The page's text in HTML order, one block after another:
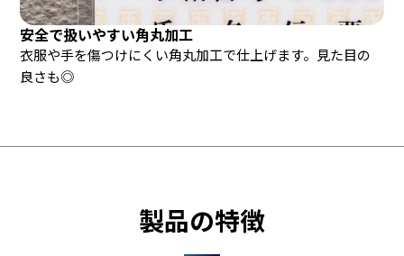
安全で扱いやすい角丸加工
衣服や手を傷つけにくい角丸加工で仕上げます。見た目の
良さも◎
製品の特徴